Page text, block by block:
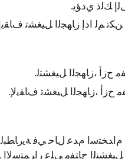
ﻚﻟﺫ ﻱﺩﺆﻳ
ﻢﻟ ﺍﺫﺇ ﺯﺎﻬﺠﻟﺍ ﻞﻴﻐﺸﺗ
ﺡﺯﺃ ،ﺯﺎﻬﺠﻟﺍ ﻞﻴﻐﺸﺘﻟ
ﺡﺯﺃ ،ﺯﺎﻬﺠﻟﺍ ﻞﻴﻐﺸﺗ ﻑﺎﻘﻳﻹ
ﻡﺪﻋ ﻝﺎﺣ ﻲﻓ